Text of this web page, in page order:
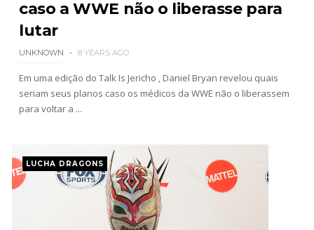
WWE SummerSlam 2026 - Sunday
Unknown- Aug 02 2026
WWE Main Event, July 30, 2026
Lucha Libre AAA: Verano De Escándalo 2026 -
Aug 02 2026
caso a WWE não o liberasse para
lutar
UNKNOWN 8 YEARS AGO
Em uma edição do Talk Is Jericho , Daniel Bryan revelou quais
seriam seus planos caso os médicos da WWE não o liberassem
para voltar a ...
LUCHA DRAGONS